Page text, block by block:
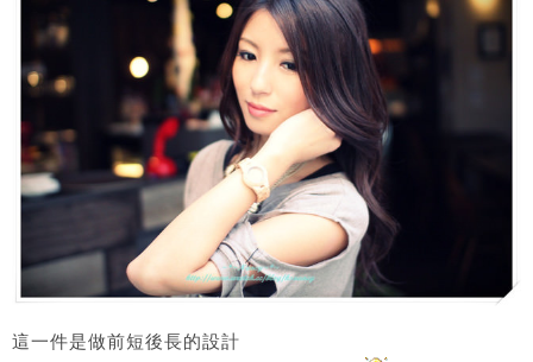
這一件是做前短後長的設計